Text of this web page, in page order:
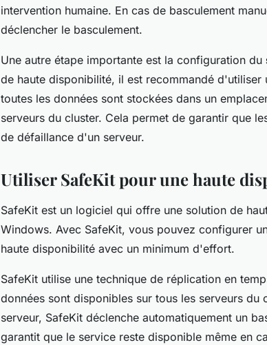
intervention humaine. En cas de basculement
déclencher le basculement.
Une autre étape importante est la configuration du
de haute disponibilité, il est recommandé
toutes les données sont stockées dans un
serveurs du cluster. Cela permet de garantir que
de défaillance d'un serveur.
Utiliser SafeKit pour une haute
SafeKit est un logiciel qui offre une solution de
Windows. Avec SafeKit, vous pouvez configurer
haute disponibilité avec un minimum d'effort.
SafeKit utilise une technique de réplication en
données sont disponibles sur tous les serveurs du
serveur, SafeKit déclenche automatiquement un
garantit que le service reste disponible même en